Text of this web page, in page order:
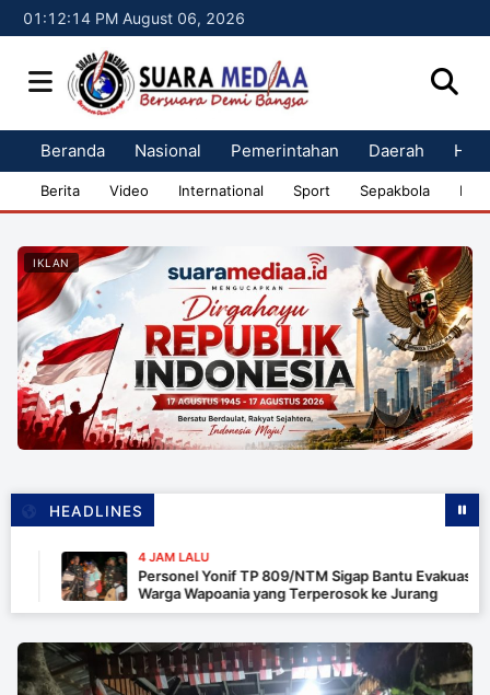
01:12:14 PM August 06, 2026
Beranda Nasional Pemerintahan Daerah
Berita Video International Sport Sepakbola
IKLAN
HEADLINES
4 JAM LALU
Personel Yonif TP 809/NTM Sigap Bantu Evakuasi
Warga Wapoania yang Terperosok ke Jurang